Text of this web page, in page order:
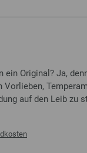
ein Original? Ja,
auf den Leib zu